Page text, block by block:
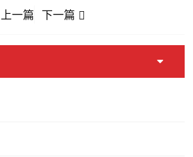
上一篇 下一篇